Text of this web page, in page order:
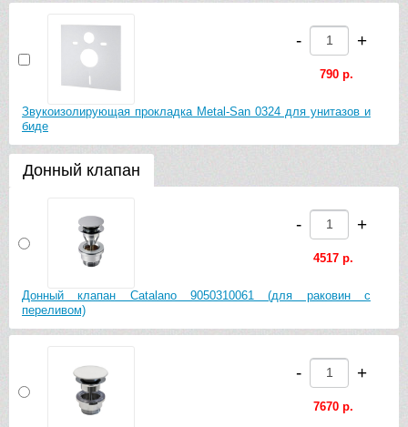
Звукоизолирующая прокладка Metal-San 0324 для унитазов и
биде
- +
790 р.
Донный клапан
Донный клапан Catalano 9050310061 (для раковин с
переливом)
- +
4517 р.
- +
7670 р.